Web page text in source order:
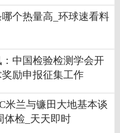
个热量高_环球速看料
中国检验检测学会开
奖励申报征集工作
米兰与镰田大地基本谈
体检_天天即时